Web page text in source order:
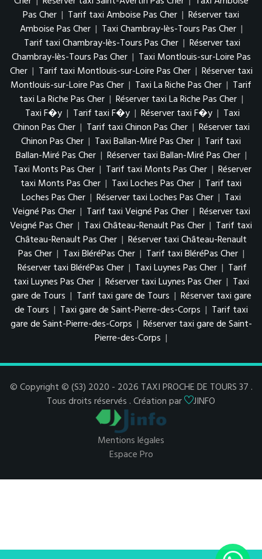
Pas Cher | Tarif taxi Amboise Pas Cher | Réserver taxi
Amboise Pas Cher | Taxi Chambray-lès-Tours Pas Cher |
Tarif taxi Chambray-lès-Tours Pas Cher | Réserver taxi
Chambray-lès-Tours Pas Cher | Taxi Montlouis-sur-Loire Pas
Cher | Tarif taxi Montlouis-sur-Loire Pas Cher | Réserver taxi
Montlouis-sur-Loire Pas Cher | Taxi La Riche Pas Cher | Tarif
taxi La Riche Pas Cher | Réserver taxi La Riche Pas Cher |
Taxi F�y | Tarif taxi F�y | Réserver taxi F�y | Taxi
Chinon Pas Cher | Tarif taxi Chinon Pas Cher | Réserver taxi
Chinon Pas Cher | Taxi Ballan-Miré Pas Cher | Tarif taxi
Ballan-Miré Pas Cher | Réserver taxi Ballan-Miré Pas Cher |
Taxi Monts Pas Cher | Tarif taxi Monts Pas Cher | Réserver
taxi Monts Pas Cher | Taxi Loches Pas Cher | Tarif taxi
Loches Pas Cher | Réserver taxi Loches Pas Cher | Taxi
Veigné Pas Cher | Tarif taxi Veigné Pas Cher | Réserver taxi
Veigné Pas Cher | Taxi Château-Renault Pas Cher | Tarif taxi
Château-Renault Pas Cher | Réserver taxi Château-Renault
Pas Cher | Taxi BléréPas Cher | Tarif taxi BléréPas Cher |
Réserver taxi BléréPas Cher | Taxi Luynes Pas Cher | Tarif
taxi Luynes Pas Cher | Réserver taxi Luynes Pas Cher | Taxi
gare de Tours | Tarif taxi gare de Tours | Réserver taxi gare
de Tours | Taxi gare de Saint-Pierre-des-Corps | Tarif taxi
gare de Saint-Pierre-des-Corps | Réserver taxi gare de Saint-
Pierre-des-Corps |
© Copyright © (S3) 2020 - 2026 TAXI PROCHE DE TOURS 37 .
Tous droits réservés . Création par
JINFO
Mentions légales
Espace Pro